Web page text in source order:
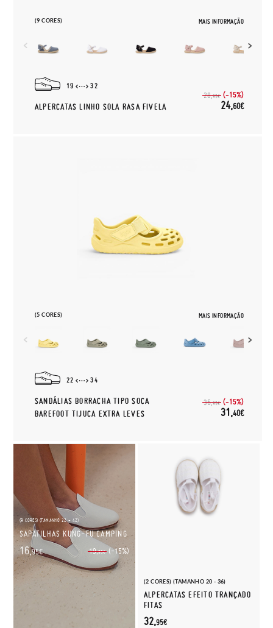
(9 CORES) MAIS INFORMAÇÃO
19 32
ALPERCATAS LINHO SOLA RASA FIVELA
28,95€ (-15%)
24,60€
(5 CORES) MAIS INFORMAÇÃO
22 34
SANDÁLIAS BORRACHA TIPO SOCA
BAREFOOT TIJUCA EXTRA LEVES
36,95€ (-15%)
31,40€
(9 CORES) (TAMANHO 22 - 42)
SAPATILHAS KUNG-FU CAMPING
19,95€ (-15%)
16,95€
(2 CORES) (TAMANHO 20 - 36)
ALPERCATAS EFEITO TRANÇADO
FITAS
32,95€